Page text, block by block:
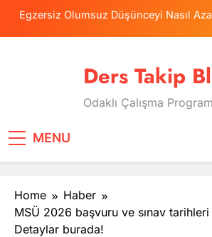
SkipEgzersiz Olumsuz Düşünceyi Nasıl
Tercih Stresinde Veliler Çocuğa Nasıl
Tekrarlama Zorlantısı: Neden Geçmişi
Egzersiz Olumsuz Düşünceyi Nasıl
Psikolojide Sistematik Duyarsızlaştırma
Tercih Stresinde Veliler Çocuğa Nasıl
Olur?
Ders Takip
Odaklı Çalışma
MENU
Home
Haber
MSÜ 2026 başvuru ve sınav
Detaylar burada!